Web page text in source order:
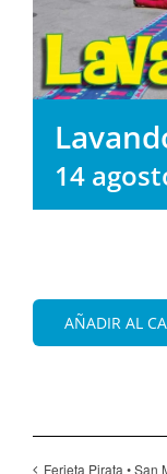
14
AÑADIR AL
Ferieta Pirata • San